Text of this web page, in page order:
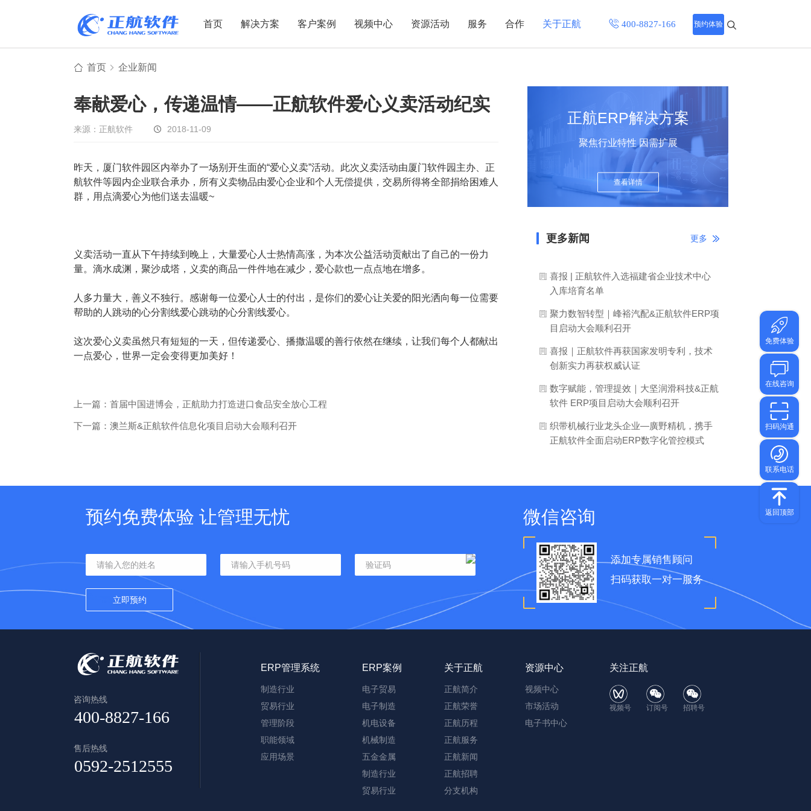
首页 解决方案
设备制造
非标自动化
电子制造
装备制造
PCB行业
塑胶加工
智能制造
查看更多>
电子贸易
大宗贸易
IC贸易行业
工贸一体型
整合型贸易
工业设备贸易
查看更多>
生产管理
销售管理
成本核算
研发管理
数字车间
进销存管理
APS排程
移动报工
智能物流
物料齐套
数据可视化
替代料管理
客户案例
机电设备 家用电器 电子制造
视频中心 资源活动
市场活动
服务
售后服务
合作 关于正航
正航简介
联系正航
网站导航
预约体验
首页 企业新闻
奉献爱心，传递温情——正航软件爱心义卖活动纪实
来源：正航软件 2018-11-09
昨天，厦门软件园区内举办了一场别开生面的“爱心义卖”活动。此次义卖活动由厦门软件园主办、正
航软件等园内企业联合承办，所有义卖物品由爱心企业和个人无偿提供，交易所得将全部捐给困难人
群，用点滴爱心为他们送去温暖~
义卖活动一直从下午持续到晚上，大量爱心人士热情高涨，为本次公益活动贡献出了自己的一份力
量。滴水成渊，聚沙成塔，义卖的商品一件件地在减少，爱心款也一点点地在增多。
人多力量大，善义不独行。感谢每一位爱心人士的付出，是你们的爱心让关爱的阳光洒向每一位需要
帮助的人跳动的心分割线爱心跳动的心分割线爱心。
这次爱心义卖虽然只有短短的一天，但传递爱心、播撒温暖的善行依然在继续，让我们每个人都献出
一点爱心，世界一定会变得更加美好！
上一篇：首届中国进博会，正航助力打造进口食品安全放心工程
下一篇：澳兰斯&正航软件信息化项目启动大会顺利召开
正航ERP解决方案
聚焦行业特性 因需扩展
查看详情
更多新闻 更多
喜报 | 正航软件入选福建省企业技术中心
入库培育名单
聚力数智转型｜峰裕汽配&正航软件ERP项
目启动大会顺利召开
喜报｜正航软件再获国家发明专利，技术
创新实力再获权威认证
数字赋能，管理提效｜大坚润滑科技&正航
软件 ERP项目启动大会顺利召开
织带机械行业龙头企业—廣野精机，携手
正航软件全面启动ERP数字化管控模式
预约免费体验 让管理无忧 微信咨询
添加专属销售顾问
扫码获取一对一服务
咨询热线
售后热线
ERP管理系统
制造行业
贸易行业
管理阶段
职能领域
应用场景
ERP案例
电子贸易
电子制造
机电设备
机械制造
五金金属
制造行业
贸易行业
关于正航
正航简介
正航荣誉
正航历程
正航服务
正航新闻
正航招聘
分支机构
资源中心
视频中心
市场活动
电子书中心
关注正航
视频号 订阅号 招聘号